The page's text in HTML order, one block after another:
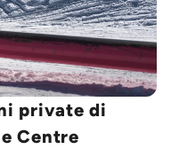
private di
Centre